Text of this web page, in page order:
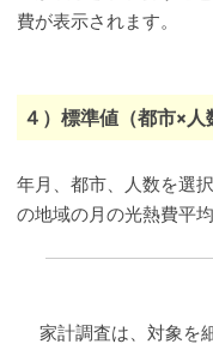
費が表示されます。
４）標準値（都市×人
年月、都市、人数を選
の地域の月の光熱費平
家計調査は、対象を